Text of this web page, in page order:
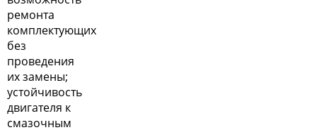
ремонта
комплектующих
без
проведения
их замены;
устойчивость
двигателя к
смазочным